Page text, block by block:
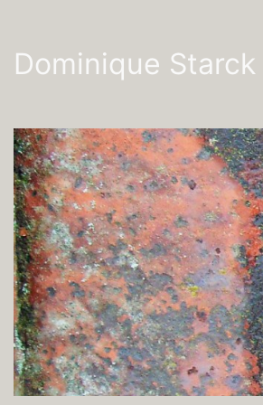
Dominique Starck